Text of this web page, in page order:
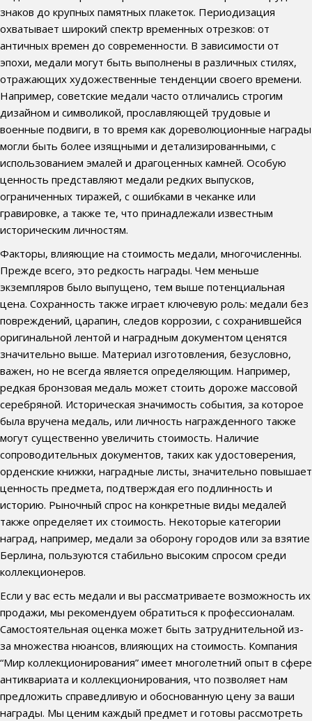
знаков до крупных памятных плакеток. Периодизация
охватывает широкий спектр временных отрезков: от
античных времен до современности. В зависимости от
эпохи, медали могут быть выполнены в различных стилях,
отражающих художественные тенденции своего времени.
Например, советские медали часто отличались строгим
дизайном и символикой, прославляющей трудовые и
военные подвиги, в то время как дореволюционные награды
могли быть более изящными и детализированными, с
использованием эмалей и драгоценных камней. Особую
ценность представляют медали редких выпусков,
ограниченных тиражей, с ошибками в чеканке или
гравировке, а также те, что принадлежали известным
историческим личностям.
Факторы, влияющие на стоимость медали, многочисленны.
Прежде всего, это редкость награды. Чем меньше
экземпляров было выпущено, тем выше потенциальная
цена. Сохранность также играет ключевую роль: медали без
повреждений, царапин, следов коррозии, с сохранившейся
оригинальной лентой и наградным документом ценятся
значительно выше. Материал изготовления, безусловно,
важен, но не всегда является определяющим. Например,
редкая бронзовая медаль может стоить дороже массовой
серебряной. Историческая значимость события, за которое
была вручена медаль, или личность награжденного также
могут существенно увеличить стоимость. Наличие
сопроводительных документов, таких как удостоверения,
орденские книжки, наградные листы, значительно повышает
ценность предмета, подтверждая его подлинность и
историю. Рыночный спрос на конкретные виды медалей
также определяет их стоимость. Некоторые категории
наград, например, медали за оборону городов или за взятие
Берлина, пользуются стабильно высоким спросом среди
коллекционеров.
Если у вас есть медали и вы рассматриваете возможность их
продажи, мы рекомендуем обратиться к профессионалам.
Самостоятельная оценка может быть затруднительной из-
за множества нюансов, влияющих на стоимость. Компания
“Мир коллекционирования” имеет многолетний опыт в сфере
антиквариата и коллекционирования, что позволяет нам
предложить справедливую и обоснованную цену за ваши
награды. Мы ценим каждый предмет и готовы рассмотреть